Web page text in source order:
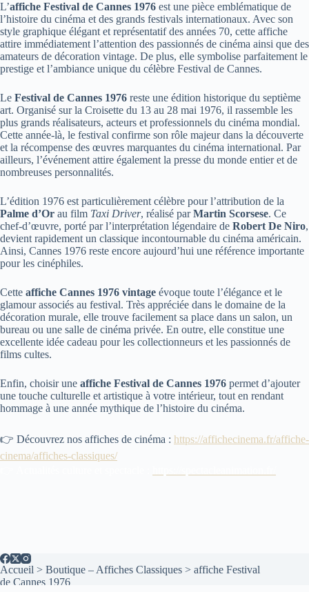
L’affiche Festival de Cannes 1976 est une pièce emblématique de
l’histoire du cinéma et des grands festivals internationaux. Avec son
style graphique élégant et représentatif des années 70, cette affiche
attire immédiatement l’attention des passionnés de cinéma ainsi que des
amateurs de décoration vintage. De plus, elle symbolise parfaitement le
prestige et l’ambiance unique du célèbre Festival de Cannes.
Le Festival de Cannes 1976 reste une édition historique du septième
art. Organisé sur la Croisette du 13 au 28 mai 1976, il rassemble les
plus grands réalisateurs, acteurs et professionnels du cinéma mondial.
Cette année-là, le festival confirme son rôle majeur dans la découverte
et la récompense des œuvres marquantes du cinéma international. Par
ailleurs, l’événement attire également la presse du monde entier et de
nombreuses personnalités.
L’édition 1976 est particulièrement célèbre pour l’attribution de la
Palme d’Or au film Taxi Driver, réalisé parMartin Scorsese. Ce
chef-d’œuvre, porté par l’interprétation légendaire de Robert De Niro,
devient rapidement un classique incontournable du cinéma américain.
Ainsi, Cannes 1976 reste encore aujourd’hui une référence importante
pour les cinéphiles.
Cette affiche Cannes 1976 vintage évoque toute l’élégance et le
glamour associés au festival. Très appréciée dans le domaine de la
décoration murale, elle trouve facilement sa place dans un salon, un
bureau ou une salle de cinéma privée. En outre, elle constitue une
excellente idée cadeau pour les collectionneurs et les passionnés de
films cultes.
Enfin, choisir une affiche Festival de Cannes 1976 permet d’ajouter
une touche culturelle et artistique à votre intérieur, tout en rendant
hommage à une année mythique de l’histoire du cinéma.
👉 Découvrez nos affiches de cinéma : https://affichecinema.fr/affiche-
cinema/affiches-classiques/
Accueil > Boutique – Affiches Classiques > affiche Festival
de Cannes 1976